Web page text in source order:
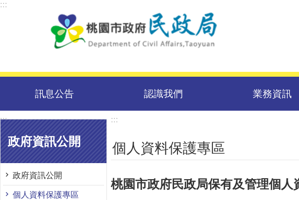
跳到主要內容區塊
:::
訊息公告 認識我們 業務資訊
:::
政府資訊公開
政府資訊公開
個人資料保護專區
:::
個人資料保護專區
桃園市政府民政局保有及管理個人